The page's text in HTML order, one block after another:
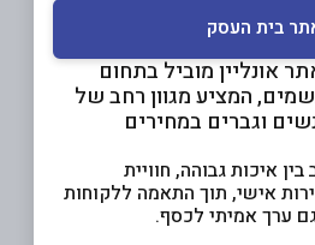
בית העסק
אונליין מוביל בתחום
המציע מגוון רחב של
וגברים במחירים
איכות גבוהה, חוויית
אישי, תוך התאמה ללקוחות
ערך אמיתי לכסף.